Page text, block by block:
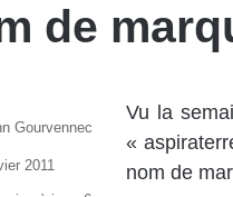
de
Vu la
«
nom de
Gourvennec
2011